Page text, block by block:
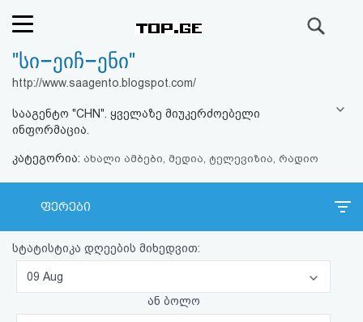
რეიტინგი
კითხვა-
პასუხი
ავტორიზაცია
"სი–ეიჩ–ენი"
http://www.saagento.blogspot.com/
სააგენტო "CHN". ყველაზე მიუკერძოებელი
ინფორმაცია.
კატეგორია: ახალი ამბები, მედია, ტელევიზია, რადიო
ფერები
სტატისტიკა დღეების მიხედვით:
09 Aug
ან ბოლო